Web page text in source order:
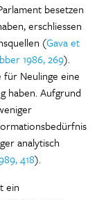
besetzen
erschliessen
(Gava et
1986, 269).
für Neulinge eine
haben. Aufgrund
analytisch
418).
ein